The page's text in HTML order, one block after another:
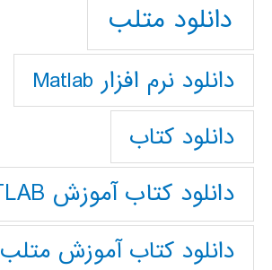
دانلود متلب
دانلود نرم افزار Matlab
دانلود کتاب
دانلود کتاب آموزش MATLAB
دانلود کتاب آموزش متلب